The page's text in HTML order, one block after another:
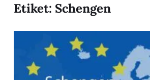
Etiket: Schengen